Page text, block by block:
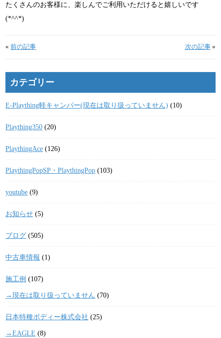
たくさんのお客様に、楽しんでご利用いただけると嬉しいです
(*^^*)
«前の記事 次の記事»
カテゴリー
E-Plaything軽キャンパー(現在は取り扱っていません) (10)
Plaything350 (20)
PlaythingAce (126)
PlaythingPopSP・PlaythingPop (103)
youtube (9)
お知らせ (5)
ブログ (505)
中古車情報 (1)
施工例 (107)
→現在は取り扱っていません (70)
日本特種ボディー株式会社 (25)
→EAGLE (8)